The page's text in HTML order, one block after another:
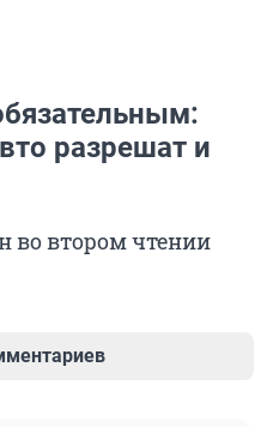
разрешат и
во втором чтении